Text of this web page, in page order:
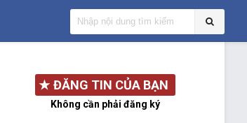
★ ĐĂNG TIN CỦA BẠN
Không cần phải đăng ký